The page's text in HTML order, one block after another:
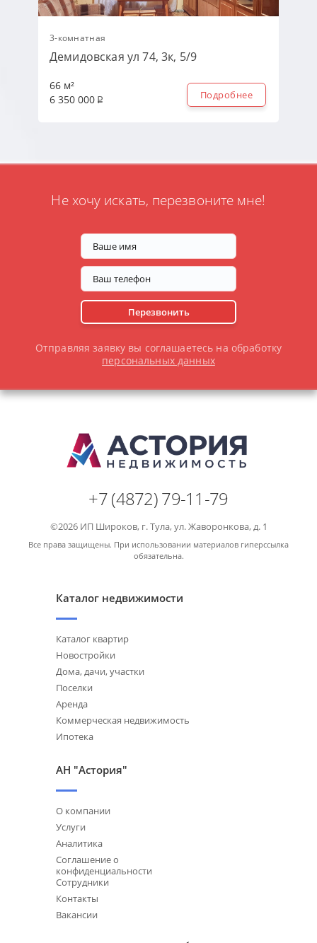
3-комнатная
Демидовская ул 74, 3к, 5/9
66 м²
6 350 000
Подробнее
Не хочу искать, перезвоните мне!
Перезвонить
Отправляя заявку вы соглашаетесь на обработку
персональных данных
+7 (4872) 79-11-79
©2026 ИП Широков, г. Тула, ул. Жаворонкова, д. 1
Все права защищены. При использовании материалов гиперссылка
обязательна.
Каталог недвижимости
Каталог квартир
Новостройки
Дома, дачи, участки
Поселки
Аренда
Коммерческая недвижимость
Ипотека
АН "Астория"
О компании
Услуги
Аналитика
Соглашение о
конфиденциальности
Сотрудники
Контакты
Вакансии